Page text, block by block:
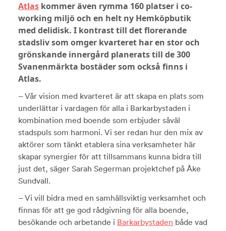
Atlas kommer även rymma 160 platser i co-
working miljö och en helt ny Hemköpbutik
med delidisk. I kontrast till det florerande
stadsliv som omger kvarteret har en stor och
grönskande innergård planerats till de 300
Svanenmärkta bostäder som också finns i
Atlas.
– Vår vision med kvarteret är att skapa en plats som
underlättar i vardagen för alla i Barkarbystaden i
kombination med boende som erbjuder såväl
stadspuls som harmoni. Vi ser redan hur den mix av
aktörer som tänkt etablera sina verksamheter här
skapar synergier för att tillsammans kunna bidra till
just det, säger Sarah Segerman projektchef på Åke
Sundvall.
– Vi vill bidra med en samhällsviktig verksamhet och
finnas för att ge god rådgivning för alla boende,
besökande och arbetande i Barkarbystaden både vad